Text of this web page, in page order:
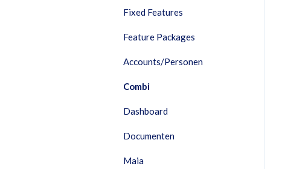
Fixed Features
Feature Packages
Accounts/Personen
Combi
Dashboard
Documenten
Maia